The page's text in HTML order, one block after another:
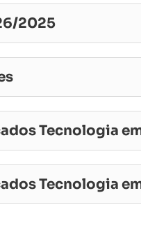
2025
Tecnologia
Tecnologia